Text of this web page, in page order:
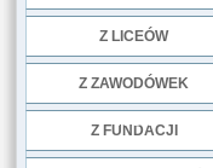
Z LICEÓW
Z ZAWODÓWEK
Z FUNDACJI